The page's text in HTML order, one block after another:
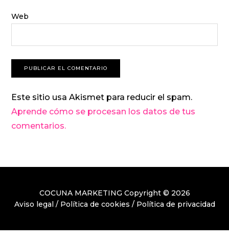
Web
Este sitio usa Akismet para reducir el spam.
Aprende cómo se procesan los datos de tus
comentarios.
COCUNA MARKETING Copyright © 2026
Aviso legal/ Política de cookies / Política de privacidad